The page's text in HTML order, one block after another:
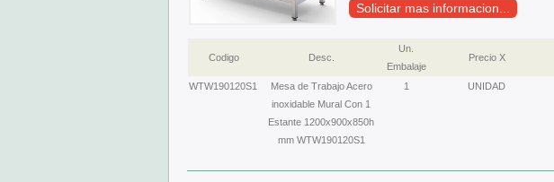
Solicitar mas informacion...
Codigo Desc.
Un.
Embalaje
Precio X
WTW190120S1
Mesa de Trabajo Acero
inoxidable Mural Con 1
Estante 1200x900x850h
mm WTW190120S1
1 UNIDAD